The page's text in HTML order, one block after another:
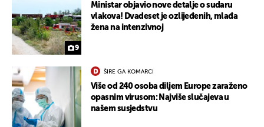
9
Ministar objavio nove detalje o sudaru
vlakova! Dvadeset je ozlijeđenih, mlađa
žena na intenzivnoj
ŠIRE GA KOMARCI
Više od 240 osoba diljem Europe zaraženo
opasnim virusom: Najviše slučajeva u
našem susjedstvu